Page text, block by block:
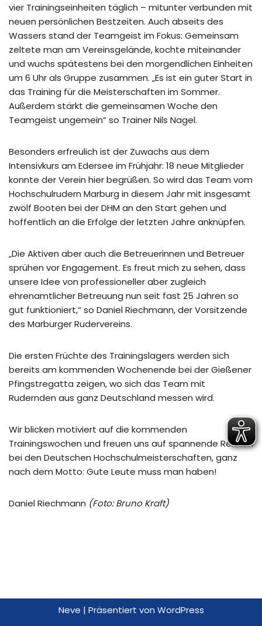
vier Trainingseinheiten täglich – mitunter verbunden mit
neuen persönlichen Bestzeiten. Auch abseits des
Wassers stand der Teamgeist im Fokus: Gemeinsam
zeltete man am Vereinsgelände, kochte miteinander
und wuchs spätestens bei den morgendlichen Einheiten
um 6 Uhr als Gruppe zusammen. „Es ist ein guter Start in
das Training für die Meisterschaften im Sommer.
Außerdem stärkt die gemeinsamen Woche den
Teamgeist ungemein“ so Trainer Nils Nagel.
Besonders erfreulich ist der Zuwachs aus dem
Intensivkurs am Edersee im Frühjahr: 18 neue Mitglieder
konnte der Verein hier begrüßen. So wird das Team vom
Hochschulrudern Marburg in diesem Jahr mit insgesamt
zwölf Booten bei der DHM an den Start gehen und
hoffentlich an die Erfolge der letzten Jahre anknüpfen.
„Die Aktiven aber auch die Betreuerinnen und Betreuer
sprühen vor Engagement. Es freut mich zu sehen, dass
unsere Idee von professioneller aber zugleich
ehrenamtlicher Betreuung nun seit fast 25 Jahren so
gut funktioniert,“ so Daniel Riechmann, der Vorsitzende
des Marburger Rudervereins.
Die ersten Früchte des Trainingslagers werden sich
bereits am kommenden Wochenende bei der Gießener
Pfingstregatta zeigen, wo sich das Team mit
Rudernden aus ganz Deutschland messen wird.
Wir blicken motiviert auf die kommenden
Trainingswochen und freuen uns auf spannende Rennen
bei den Deutschen Hochschulmeisterschaften, ganz
nach dem Motto: Gute Leute muss man haben!
Daniel Riechmann (Foto: Bruno Kraft)
Neve | Präsentiert von WordPress